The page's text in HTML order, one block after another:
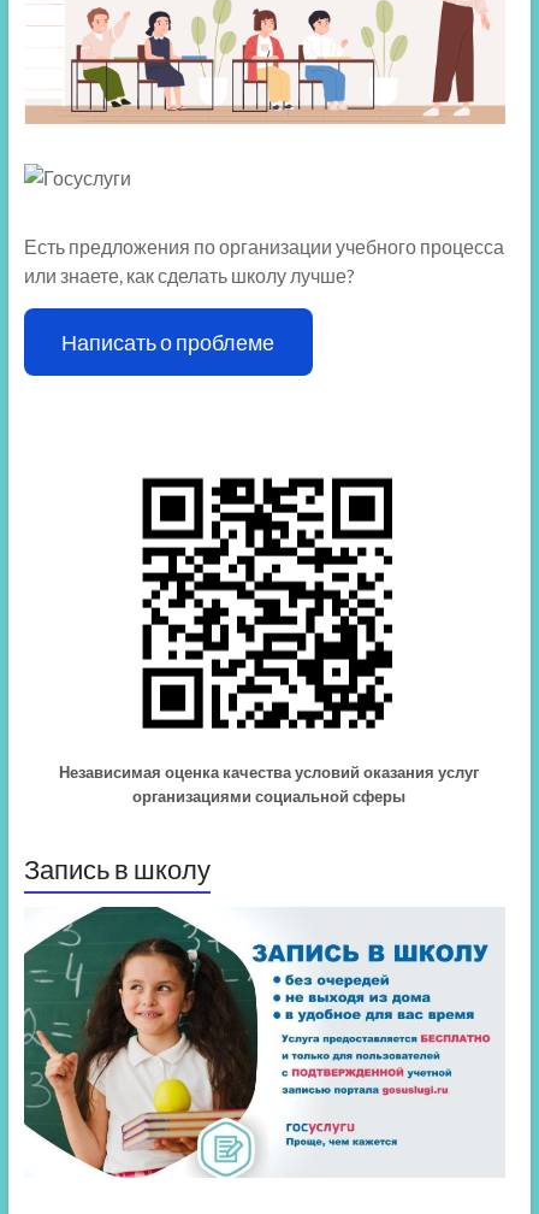
Есть предложения по организации учебного процесса
или знаете, как сделать школу лучше?
Написать о проблеме
Независимая оценка качества условий оказания услуг
организациями социальной сферы
Запись в школу